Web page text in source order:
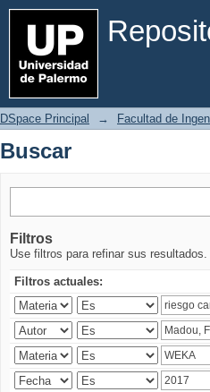
Buscar
DSpace Principal → Facultad de
Buscar
Filtros
Use filtros para refinar sus resultados.
Filtros actuales: